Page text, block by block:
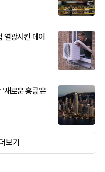
열광시킨 메이
'새로운 홍콩'은
더보기